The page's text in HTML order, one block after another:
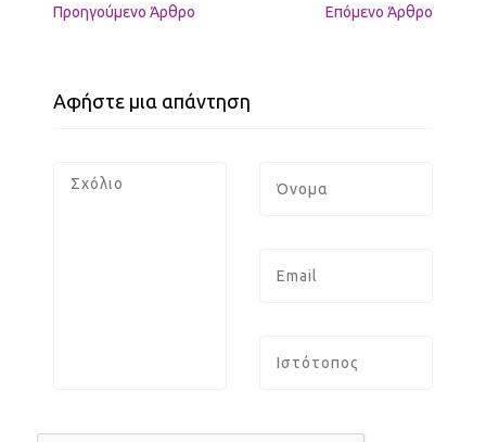
Προηγούμενo Άρθρο Επόμενο Άρθρο
Αφήστε μια απάντηση